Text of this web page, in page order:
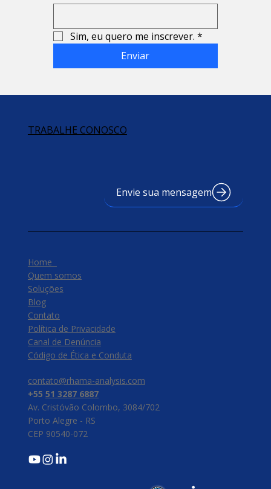
Sim, eu quero me inscrever. *
Enviar
TRABALHE CONOSCO
Envie sua mensagem
contato@rhama-analysis.com
+55 51 3287 6887
Av. Cristóvão Colombo, 3084/702
Porto Alegre - RS
CEP 90540-072
Home
Quem somos
Soluções
Blog
Contato
Política de Privacidade
Canal de Denúncia
​Código de Ética e Conduta